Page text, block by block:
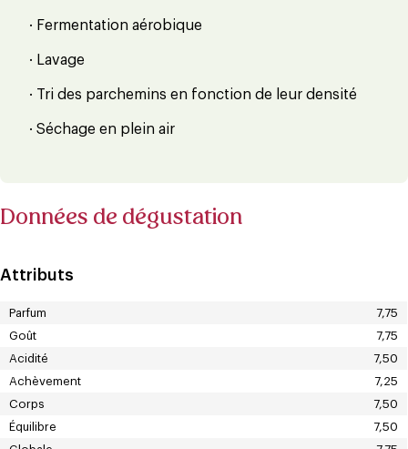
· Fermentation aérobique
· Lavage
· Tri des parchemins en fonction de leur densité
· Séchage en plein air
Données de dégustation
Attributs
Parfum
7,75
Goût
7,75
Acidité
7,50
Achèvement
7,25
Corps
7,50
Équilibre
7,50